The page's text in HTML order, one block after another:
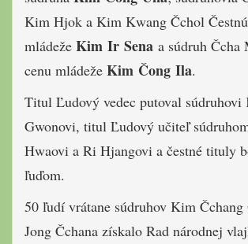
Kim Hjok a Kim Kwang Čchol
mládeže Kim Ir Sena a súdruh Čcha
cenu mládeže Kim Čong Ila.
Titul Ľudový vedec putoval súdruhovi
Gwonovi, titul Ľudový učiteľ
Hwaovi a Ri Hjangovi a čestné tituly
ľuďom.
50 ľudí vrátane súdruhov Kim Čchang
Jong Čchana získalo Rad národnej